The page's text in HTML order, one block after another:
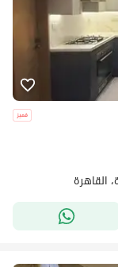
القاهرة